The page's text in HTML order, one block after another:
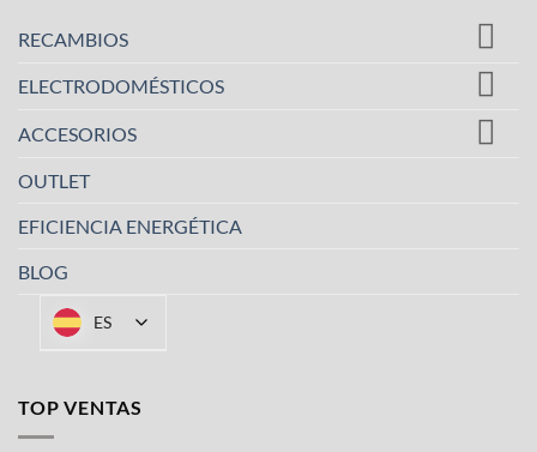
RECAMBIOS
ELECTRODOMÉSTICOS
ACCESORIOS
OUTLET
EFICIENCIA ENERGÉTICA
BLOG
ES
TOP VENTAS